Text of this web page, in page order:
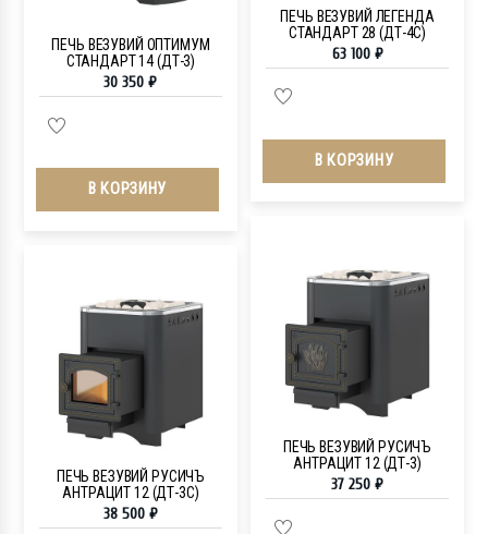
ПЕЧЬ ВЕЗУВИЙ ЛЕГЕНДА
СТАНДАРТ 28 (ДТ-4С)
63 100 ₽
В КОРЗИНУ
ПЕЧЬ ВЕЗУВИЙ ОПТИМУМ
СТАНДАРТ 14 (ДТ-3)
30 350₽
В КОРЗИНУ
ПЕЧЬ ВЕЗУВИЙ РУСИЧЪ
АНТРАЦИТ 12 (ДТ-3)
37 250 ₽
ПЕЧЬ ВЕЗУВИЙ РУСИЧЪ
АНТРАЦИТ 12 (ДТ-3С)
38 500 ₽